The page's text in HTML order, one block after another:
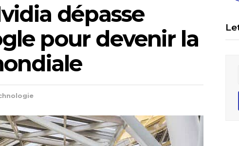
dépasse
pour devenir la